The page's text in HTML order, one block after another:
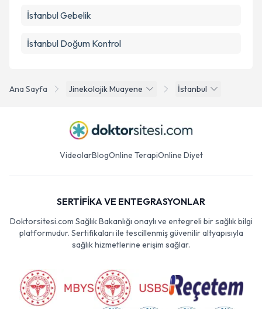
Ana Sayfa Jinekolojik Muayene İstanbul
İstanbul Gebelik
İstanbul Doğum Kontrol
Videolar Blog Online Terapi Online Diyet
SERTİFİKA VE ENTEGRASYONLAR
Doktorsitesi.com Sağlık Bakanlığı onaylı ve entegreli bir sağlık bilgi
platformudur. Sertifikaları ile tescillenmiş güvenilir altyapısıyla
sağlık hizmetlerine erişim sağlar.